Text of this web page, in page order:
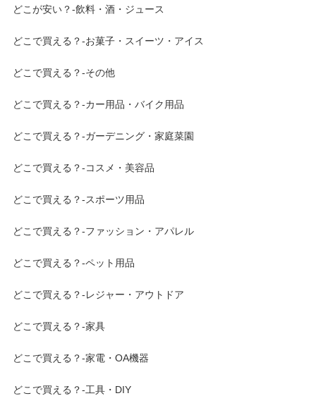
どこが安い？-飲料・酒・ジュース
どこで買える？-お菓子・スイーツ・アイス
どこで買える？-その他
どこで買える？-カー用品・バイク用品
どこで買える？-ガーデニング・家庭菜園
どこで買える？-コスメ・美容品
どこで買える？-スポーツ用品
どこで買える？-ファッション・アパレル
どこで買える？-ペット用品
どこで買える？-レジャー・アウトドア
どこで買える？-家具
どこで買える？-家電・OA機器
どこで買える？-工具・DIY